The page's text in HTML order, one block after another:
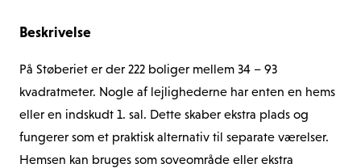
ejendommen. De lejligheder, som ikke har depot rum i
lejemålet, vil have et tilknyttet depot rum i stueetagen.
Der er i stuetagen også et fællesvaskeri og
cykelparkering.
Beskrivelse
På Støberiet er der 222 boliger mellem 34 – 93
kvadratmeter. Nogle af lejlighederne har enten en hems
eller en indskudt 1. sal. Dette skaber ekstra plads og
fungerer som et praktisk alternativ til separate værelser.
Hemsen kan bruges som soveområde eller ekstra